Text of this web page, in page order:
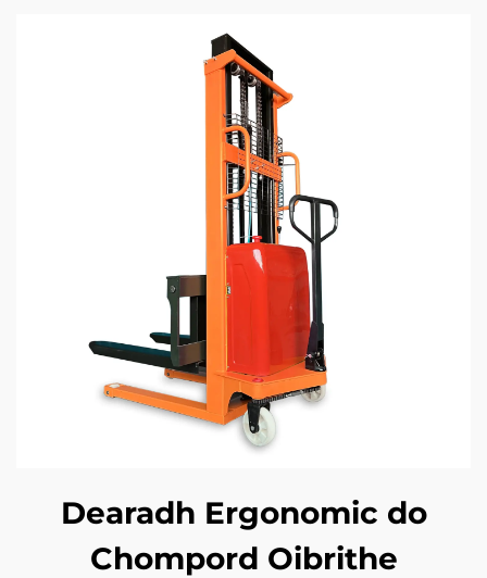
Dearadh Ergonomic do
Chompord Oibrithe